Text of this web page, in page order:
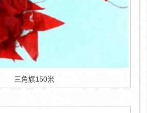
三角旗150米